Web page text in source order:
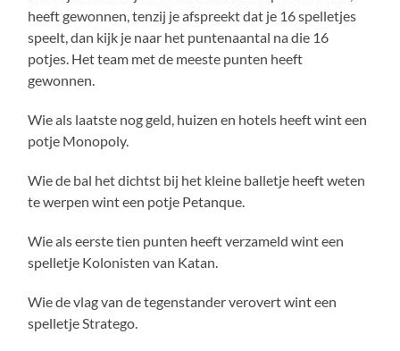
heeft gewonnen, tenzij je afspreekt dat je 16 spelletjes
speelt, dan kijk je naar het puntenaantal na die 16
potjes. Het team met de meeste punten heeft
gewonnen.
Wie als laatste nog geld, huizen en hotels heeft wint een
potje Monopoly.
Wie de bal het dichtst bij het kleine balletje heeft weten
te werpen wint een potje Petanque.
Wie als eerste tien punten heeft verzameld wint een
spelletje Kolonisten van Katan.
Wie de vlag van de tegenstander verovert wint een
spelletje Stratego.